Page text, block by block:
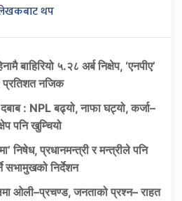
थप
बाहिरियो ५.२८ अर्ब निक्षेप, ‘एनपीए’
प्रतिशत नजिक
: NPL बढ्यो, नाफा घट्यो, कर्जा–
पनि खुम्चियो
निषेध, प्रधानमन्त्री र मन्त्रीले पनि
सभामुखको निर्देशन
ओली–प्रचण्ड, जनताको प्रश्न– राहत